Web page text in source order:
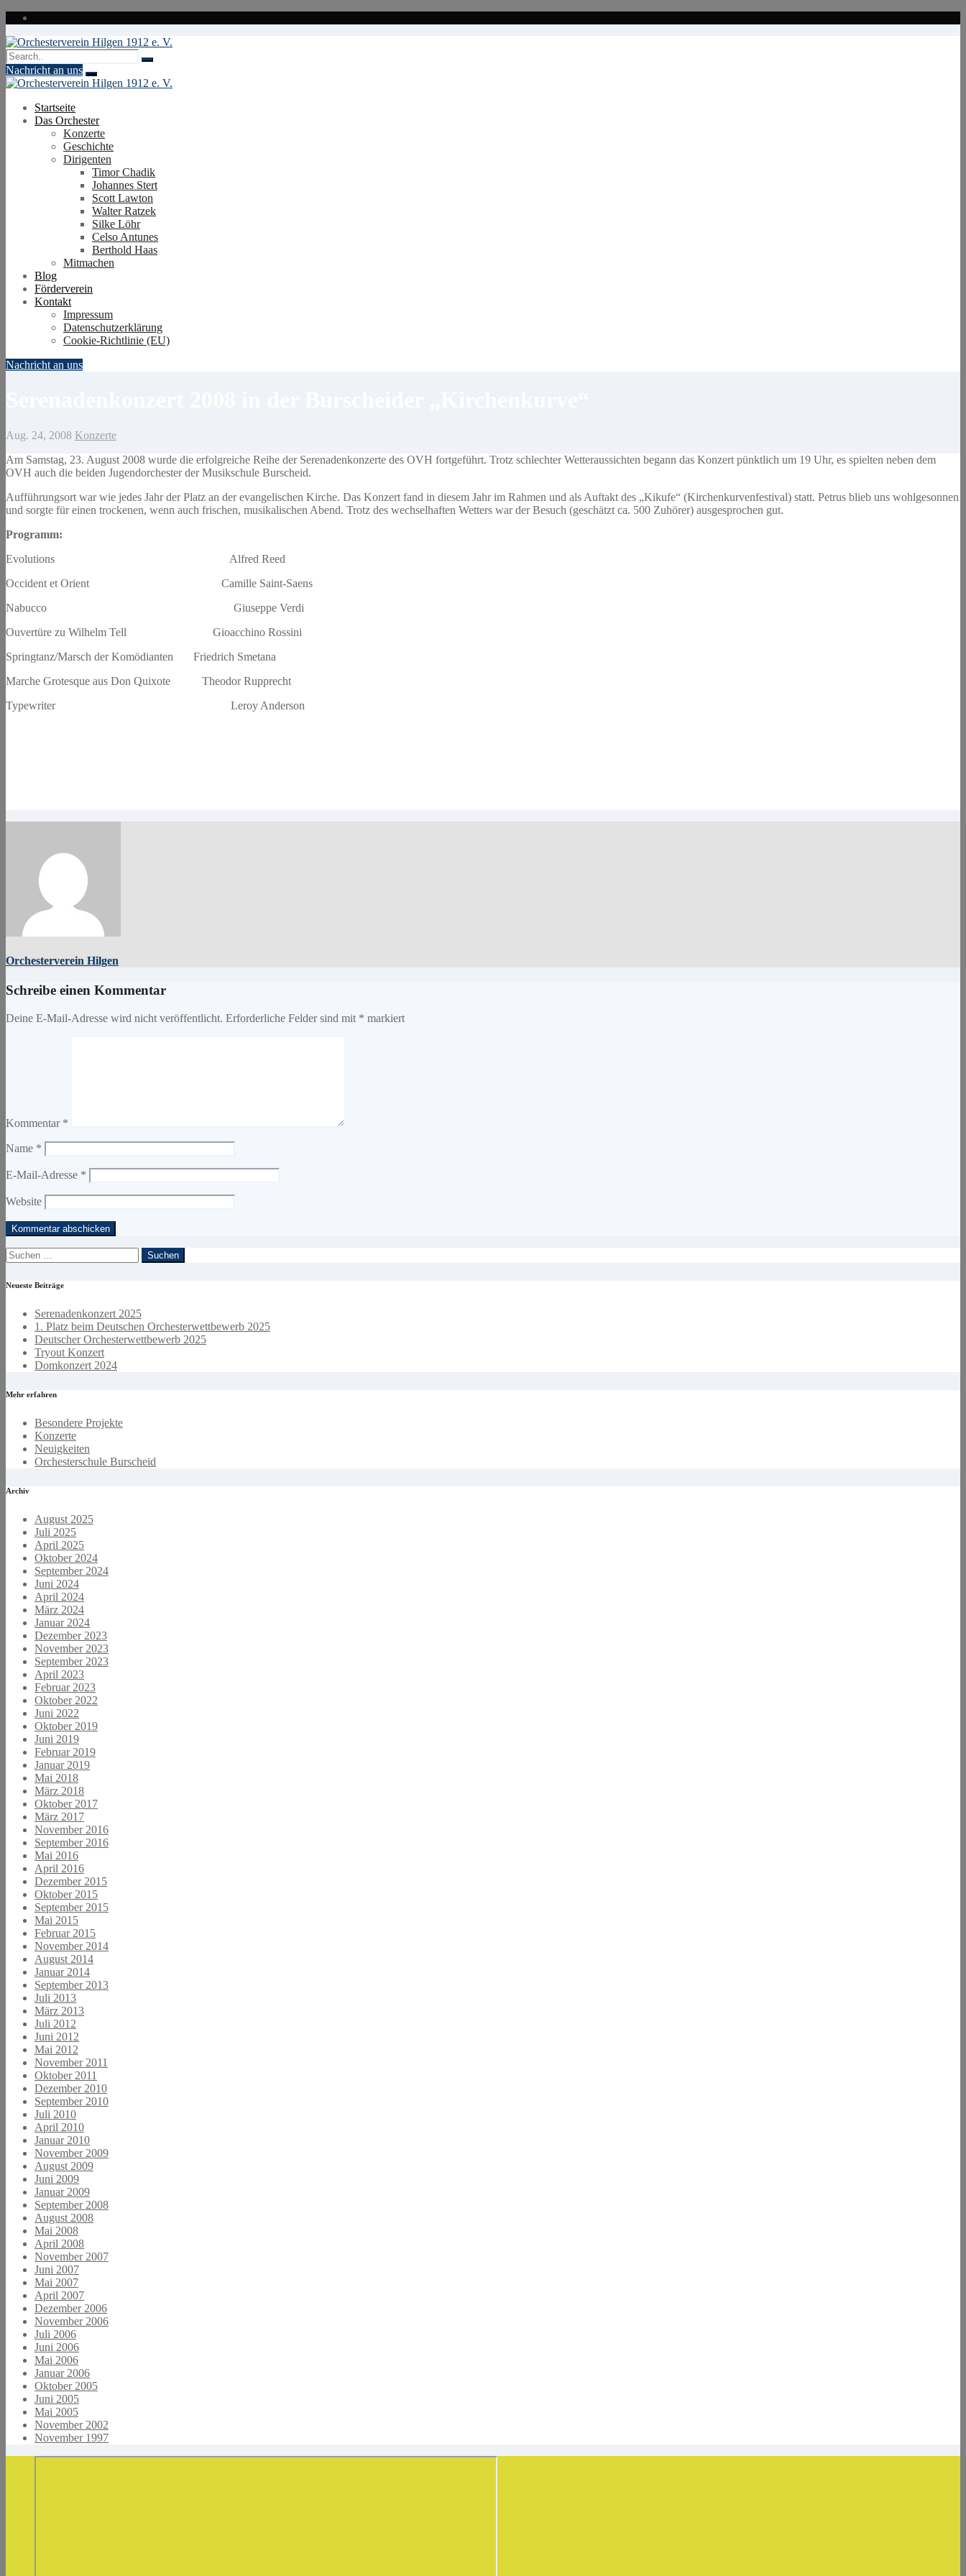
Zum
springen
Nachricht an uns
Startseite
Das Orchester
Konzerte
Geschichte
Dirigenten
Timor Chadik
Johannes Stert
Scott Lawton
Walter Ratzek
Silke Löhr
Celso Antunes
Berthold Haas
Mitmachen
Blog
Förderverein
Kontakt
Impressum
Datenschutzerklärung
Cookie-Richtlinie (EU)
Nachricht an uns
Aug. 24, 2008 Konzerte
Am Samstag, 23. August 2008 wurde die erfolgreiche Reihe der Serenadenkonzerte des OVH fortgeführt. Trotz schlechter Wetteraussichten begann das Konzert pünktlich um 19 Uhr, es spielten neben dem
OVH auch die beiden Jugendorchester der Musikschule Burscheid.
Aufführungsort war wie jedes Jahr der Platz an der evangelischen Kirche. Das Konzert fand in diesem Jahr im Rahmen und als Auftakt des „Kikufe“ (Kirchenkurvenfestival) statt. Petrus blieb uns wohlgesonnen
und sorgte für einen trockenen, wenn auch frischen, musikalischen Abend. Trotz des wechselhaften Wetters war der Besuch (geschätzt ca. 500 Zuhörer) ausgesprochen gut.
Programm:
Evolutions Alfred Reed
Occident et Orient Camille Saint-Saens
Nabucco Giuseppe Verdi
Ouvertüre zu Wilhelm Tell Gioacchino Rossini
Springtanz/Marsch der Komödianten Friedrich Smetana
Marche Grotesque aus Don Quixote Theodor Rupprecht
Typewriter Leroy Anderson
Orchesterverein Hilgen
Schreibe einen Kommentar
Deine E-Mail-Adresse wird nicht veröffentlicht. Erforderliche Felder sind mit * markiert
Kommentar *
Name *
E-Mail-Adresse *
Website
Suchen
nach:
Neueste Beiträge
Serenadenkonzert 2025
1. Platz beim Deutschen Orchesterwettbewerb 2025
Deutscher Orchesterwettbewerb 2025
Tryout Konzert
Domkonzert 2024
Mehr erfahren
Besondere Projekte
Konzerte
Neuigkeiten
Orchesterschule Burscheid
Archiv
August 2025
Juli 2025
April 2025
Oktober 2024
September 2024
Juni 2024
April 2024
März 2024
Januar 2024
Dezember 2023
November 2023
September 2023
April 2023
Februar 2023
Oktober 2022
Juni 2022
Oktober 2019
Juni 2019
Februar 2019
Januar 2019
Mai 2018
März 2018
Oktober 2017
März 2017
November 2016
September 2016
Mai 2016
April 2016
Dezember 2015
Oktober 2015
September 2015
Mai 2015
Februar 2015
November 2014
August 2014
Januar 2014
September 2013
Juli 2013
März 2013
Juli 2012
Juni 2012
Mai 2012
November 2011
Oktober 2011
Dezember 2010
September 2010
Juli 2010
April 2010
Januar 2010
November 2009
August 2009
Juni 2009
Januar 2009
September 2008
August 2008
Mai 2008
April 2008
November 2007
Juni 2007
Mai 2007
April 2007
Dezember 2006
November 2006
Juli 2006
Juni 2006
Mai 2006
Januar 2006
Oktober 2005
Juni 2005
Mai 2005
November 2002
November 1997